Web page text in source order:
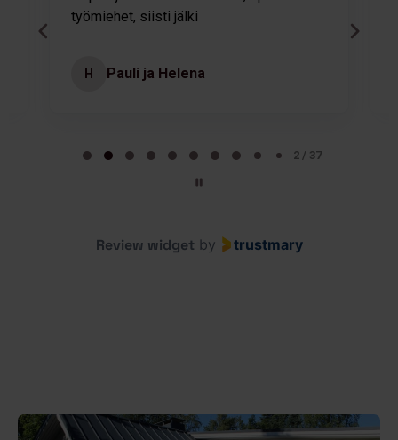
työmiehet, siisti jälki
H Pauli ja Helena
2 / 37
Review widget by trustmary